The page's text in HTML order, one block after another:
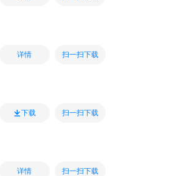
详情 扫一扫下载
下载 扫一扫下载
详情 扫一扫下载